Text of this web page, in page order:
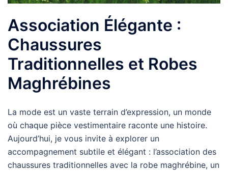
Association Élégante :
Chaussures
Traditionnelles et Robes
Maghrébines
La mode est un vaste terrain d’expression, un monde
où chaque pièce vestimentaire raconte une histoire.
Aujourd’hui, je vous invite à explorer un
accompagnement subtile et élégant : l’association des
chaussures traditionnelles avec la robe maghrébine, un